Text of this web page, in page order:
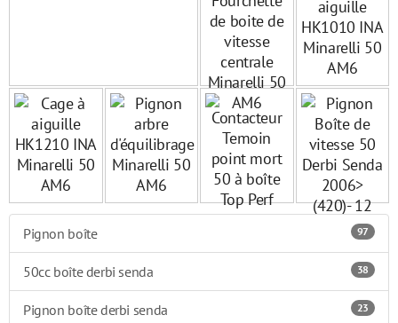
97
Pignon boîte
38
50cc boîte derbi senda
23
Pignon boîte derbi senda